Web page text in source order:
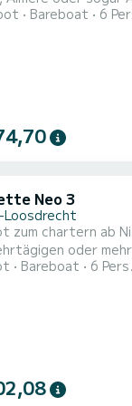
Eembrugge in den Niederlanden. Die Gold
Bareboat 6
Neo 3
Loosdrecht
zum chartern ab
Törn. Das Boot hat 3 Kabinen mit allem
von 14
Bareboat 6 Pers.